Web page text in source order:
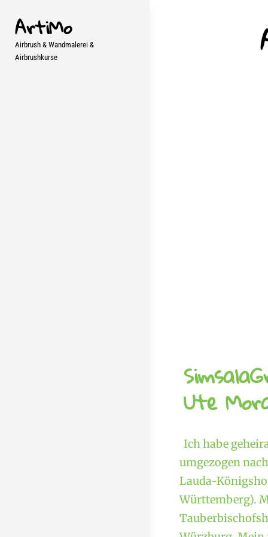
content
ArtiMo
Airbrush & Wandmalerei &
Airbrushkurse
Ute
Ich habe
umgezogen
Lauda-
Württemberg).